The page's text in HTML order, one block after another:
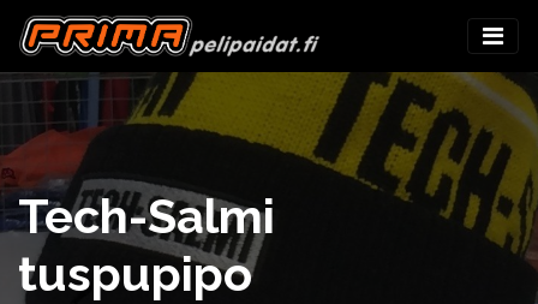
Tech-Salmi
tuspupipo